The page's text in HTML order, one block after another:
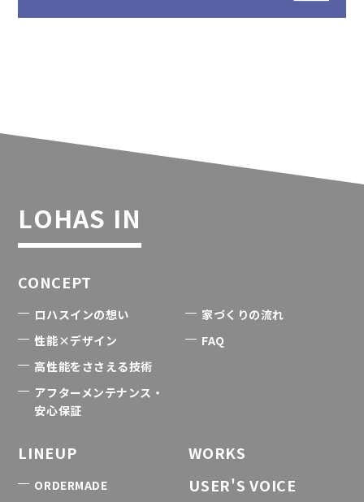
LOHAS IN
CONCEPT
ロハスインの想い
性能×デザイン
高性能をささえる技術
アフターメンテナンス・
安心保証
家づくりの流れ
FAQ
LINEUP
ORDERMADE
WORKS
USER'S VOICE